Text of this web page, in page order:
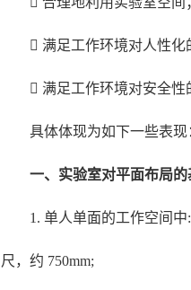
 满足工作环境对人性化
 满足工作环境对安全性
具体体现为如下一些表现
一、实验室对平面布局的
1. 单人单面的工作空间
尺，约 750mm;